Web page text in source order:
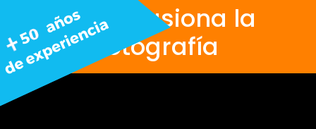
Nos apasiona la
fotografía